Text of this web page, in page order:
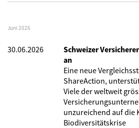
Juni 2026
30.06.2026
Schweizer
an
Eine neue
ShareAction,
Viele der weltweit
unzureichend auf die
Biodiversitätskrise